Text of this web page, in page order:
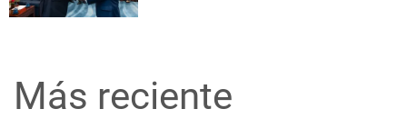
Más reciente